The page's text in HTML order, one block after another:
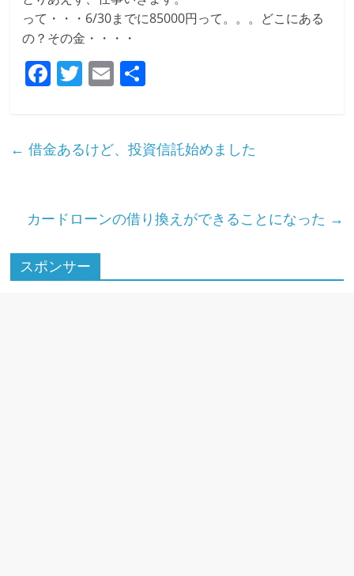
って・・・6/30までに85000円って。。。どこにある
の？その金・・・・
F
e
o
k
T
er
E
l
← 借金あるけど、投資信託始めました
カードローンの借り換えができることになった →
スポンサー